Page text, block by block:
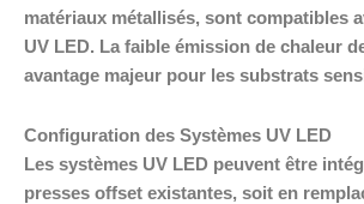
matériaux métallisés, sont compatibles
UV LED. La faible émission de chaleur
avantage majeur pour les substrats
Configuration des Systèmes UV LED
Les systèmes UV LED peuvent être
presses offset existantes, soit en